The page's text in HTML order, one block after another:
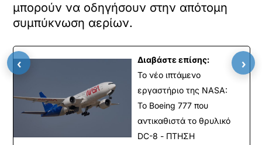
μπορούν να οδηγήσουν στην απότομη
συμπύκνωση αερίων.
Διαβάστε επίσης:
Το νέο ιπτάμενο
εργαστήριο της NASA:
Το Boeing 777 που
αντικαθιστά το θρυλικό
DC-8 - ΠΤΗΣΗ
‹ ›